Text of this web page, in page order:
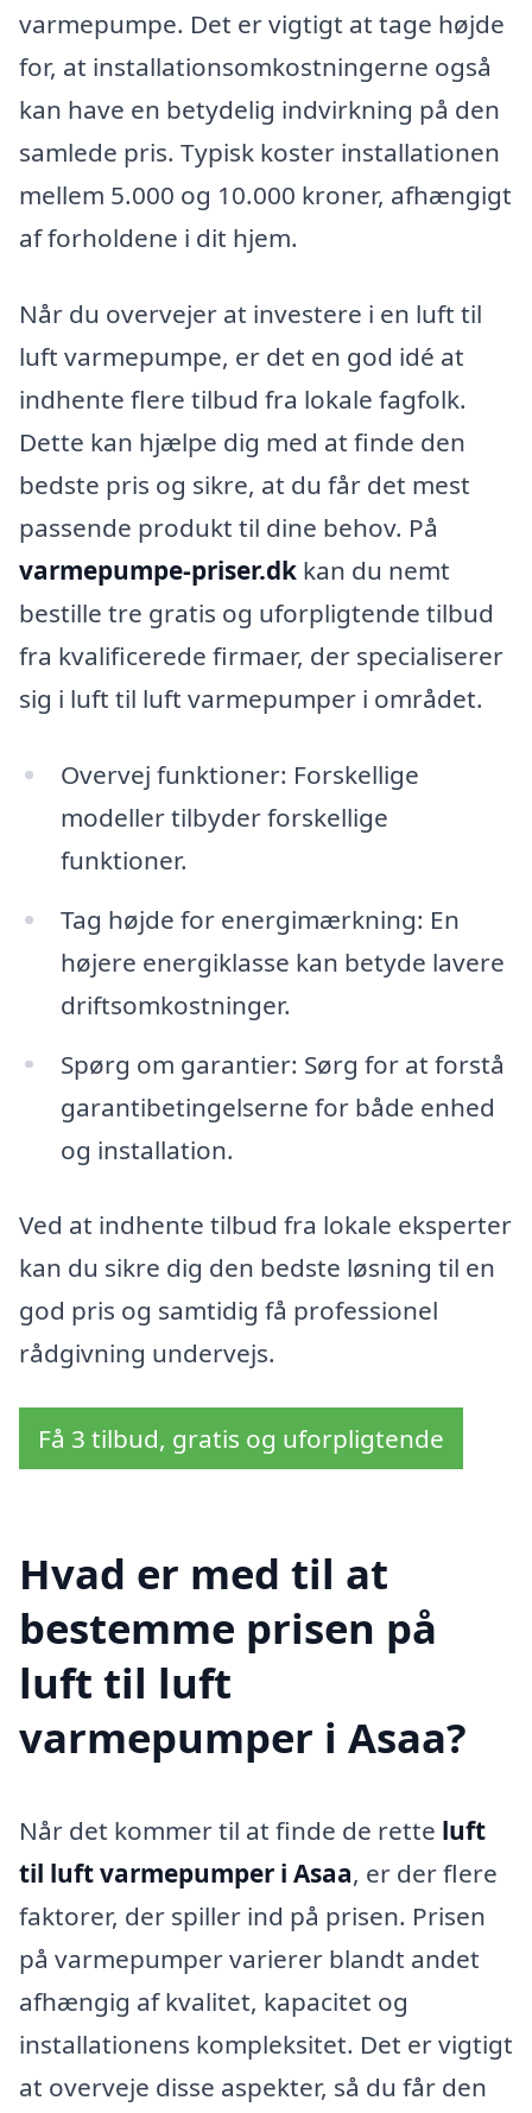
varmepumpe. Det er vigtigt at tage højde
for, at installationsomkostningerne også
kan have en betydelig indvirkning på den
samlede pris. Typisk koster installationen
mellem 5.000 og 10.000 kroner, afhængigt
af forholdene i dit hjem.
Når du overvejer at investere i en luft til
luft varmepumpe, er det en god idé at
indhente flere tilbud fra lokale fagfolk.
Dette kan hjælpe dig med at finde den
bedste pris og sikre, at du får det mest
passende produkt til dine behov. På
varmepumpe-priser.dk kan du nemt
bestille tre gratis og uforpligtende tilbud
fra kvalificerede firmaer, der specialiserer
sig i luft til luft varmepumper i området.
Overvej funktioner: Forskellige
modeller tilbyder forskellige
funktioner.
Tag højde for energimærkning: En
højere energiklasse kan betyde lavere
driftsomkostninger.
Spørg om garantier: Sørg for at forstå
garantibetingelserne for både enhed
og installation.
Ved at indhente tilbud fra lokale eksperter
kan du sikre dig den bedste løsning til en
god pris og samtidig få professionel
rådgivning undervejs.
Få 3 tilbud, gratis og uforpligtende
Hvad er med til at
bestemme prisen på
luft til luft
varmepumper i Asaa?
Når det kommer til at finde de rette luft
til luft varmepumper i Asaa, er der flere
faktorer, der spiller ind på prisen. Prisen
på varmepumper varierer blandt andet
afhængig af kvalitet, kapacitet og
installationens kompleksitet. Det er vigtigt
at overveje disse aspekter, så du får den